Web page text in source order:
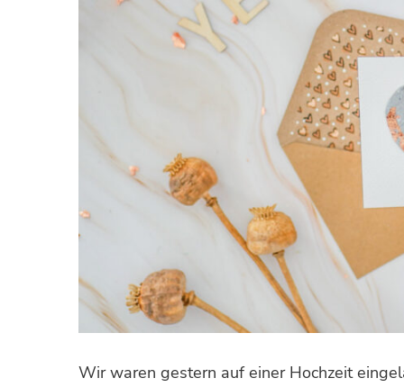
Wir waren gestern auf einer Hochzeit